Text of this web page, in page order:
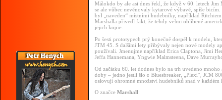
Málokdo by ale asi dnes řekl, že když v 60. letech
se ale vůbec nevěnovaly kytarové výbavě, spíše
byl „naveden“ místními hudebníky, například
Marshalla přivedl fakt, že tehdy velmi oblíbené
jejich kopie.
Po šesti prototypech prý konečně dospěl k modelu,
JTM 45. S dalšími lety přibývaly nejen nové modely
používali. Jmenujme například Erica Claptona, Jimi
Jeffa Hannemana, Yngwie Malmsteena, Dave
Od začátku 60. let dodnes bylo na trh uvedeno
doby – jedno jestli šlo o Bluesbreaker, „Plexi“, JCM
oslovují ohromné množství hudebníků snad v každém
O značce Marshall: